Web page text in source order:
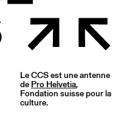
Le CCS est une antenne
de Pro Helvetia,
Fondation suisse pour la
culture.